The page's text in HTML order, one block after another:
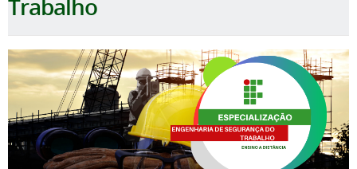
Trabalho